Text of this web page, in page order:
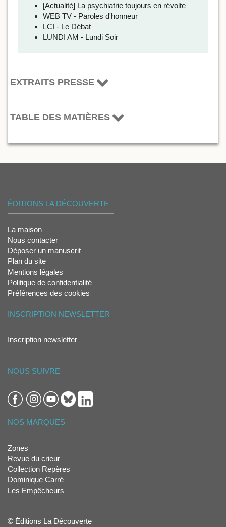
[Actualité] La psychiatrie toujours en révolte
WEB TV - Paroles d'honneur
LCI - Le Débat
LUNDI AM - Lundi Soir
EXTRAITS PRESSE
TABLE DES MATIÈRES
ÉDITIONS LA DÉCOUVERTE
La maison
Nous contacter
Déposer un manuscrit
Plan du site
Mentions légales
Politique de confidentialité
Préférences des cookies
INSCRIPTION NEWSLETTER
Inscription newsletter
NOUS SUIVRE
NOS MARQUES
Zones
Revue du crieur
Collection Repères
Dominique Carré
Les Empêcheurs
© Éditions La Découverte